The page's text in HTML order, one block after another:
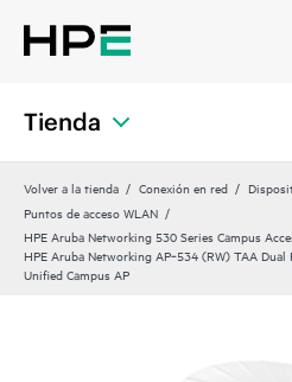
Tienda
Volver a la tienda Conexión en red
Puntos de acceso WLAN
HPE Aruba Networking 530 Series Campus
HPE Aruba Networking AP‑534 (RW) TAA
Unified Campus AP